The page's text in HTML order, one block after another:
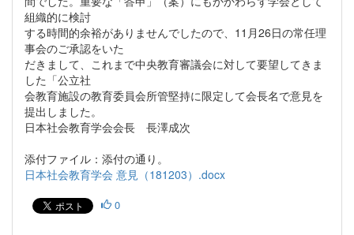
組織的に検討
する時間的余裕がありませんでしたので、11月26日の常任理
事会のご承認をいた
だきまして、これまで中央教育審議会に対して要望してきま
した「公立社
会教育施設の教育委員会所管堅持に限定して会長名で意見を
提出しました。
日本社会教育学会会長 長澤成次
添付ファイル：添付の通り。
日本社会教育学会 意見（181203）.docx
0